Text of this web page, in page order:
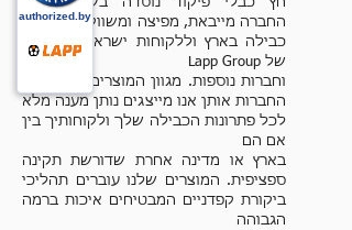
החברה מייבאת, מפיצה ומשווקת פתרונות
כבילה בארץ וללקוחות ישראלים בעולם
של Lapp Group
וחברות נוספות. מגוון המוצרים שלנו ושל
החברות אותן אנו מייצגים נותן מענה מלא
לכל פתרונות הכבילה שלך ולקוחותיך בין
אם הם
בארץ או מדינה אחרת שדורשת תקינה
ספציפית. המוצרים שלנו עוברים תהליכי
ביקורת קפדניים המבטיחים איכות ברמה
הגבוהה